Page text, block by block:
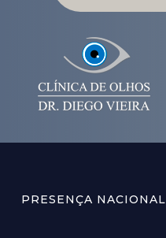
PRESENÇA NACIONAL